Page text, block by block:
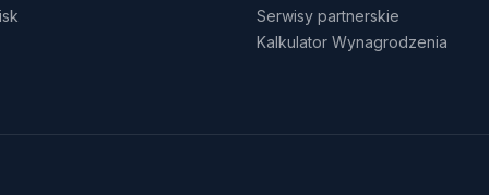
Serwisy partnerskie
Kalkulator Wynagrodzenia